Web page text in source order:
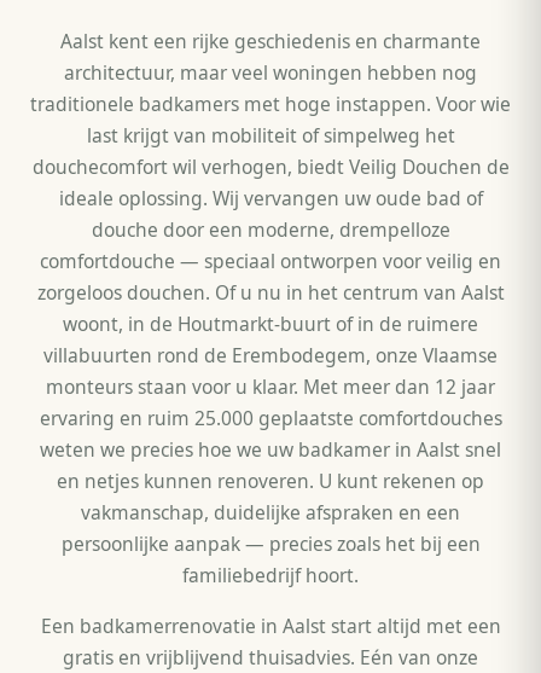
Aalst kent een rijke geschiedenis en charmante
architectuur, maar veel woningen hebben nog
traditionele badkamers met hoge instappen. Voor wie
last krijgt van mobiliteit of simpelweg het
douchecomfort wil verhogen, biedt Veilig Douchen de
ideale oplossing. Wij vervangen uw oude bad of
douche door een moderne, drempelloze
comfortdouche — speciaal ontworpen voor veilig en
zorgeloos douchen. Of u nu in het centrum van Aalst
woont, in de Houtmarkt-buurt of in de ruimere
villabuurten rond de Erembodegem, onze Vlaamse
monteurs staan voor u klaar. Met meer dan 12 jaar
ervaring en ruim 25.000 geplaatste comfortdouches
weten we precies hoe we uw badkamer in Aalst snel
en netjes kunnen renoveren. U kunt rekenen op
vakmanschap, duidelijke afspraken en een
persoonlijke aanpak — precies zoals het bij een
familiebedrijf hoort.
Een badkamerrenovatie in Aalst start altijd met een
gratis en vrijblijvend thuisadvies. Eén van onze